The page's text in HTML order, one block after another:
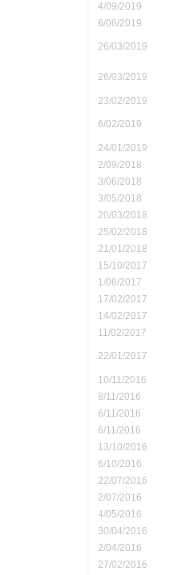
4/09/2019
6/06/2019
26/03/2019
26/03/2019
23/02/2019
6/02/2019
24/01/2019
2/09/2018
3/06/2018
3/05/2018
20/03/2018
25/02/2018
21/01/2018
15/10/2017
1/06/2017
17/02/2017
14/02/2017
11/02/2017
22/01/2017
10/11/2016
8/11/2016
6/11/2016
6/11/2016
13/10/2016
6/10/2016
22/07/2016
2/07/2016
4/05/2016
30/04/2016
2/04/2016
27/02/2016